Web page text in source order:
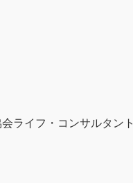
ライフ・コンサルタント